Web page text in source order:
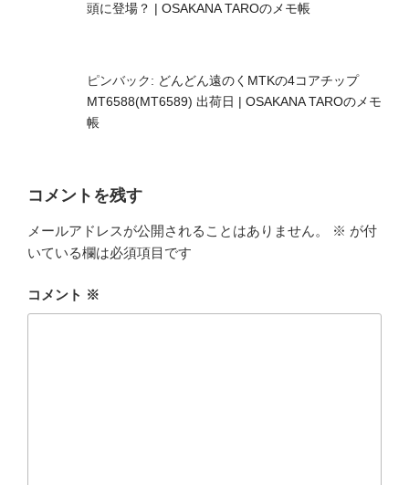
頭に登場？ | OSAKANA TAROのメモ帳
ピンバック: どんどん遠のくMTKの4コアチップ
MT6588(MT6589) 出荷日 | OSAKANA TAROのメモ
帳
コメントを残す
メールアドレスが公開されることはありません。 ※ が付
いている欄は必須項目です
コメント ※